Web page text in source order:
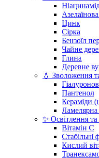
Цинк
Сірка
Бензоїл
Чайне
Глина
Деревне
💧 Зволоження
Пантенол
Кераміди
Ламелярна
✨ Освітлення
Вітамін С
Стабільні
Кислий